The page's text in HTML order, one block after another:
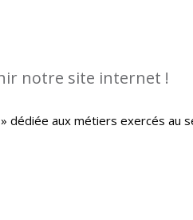
notre site internet !
» dédiée aux métiers exercés au